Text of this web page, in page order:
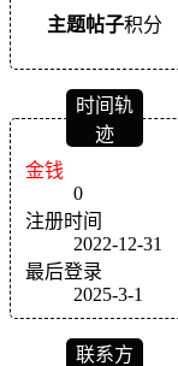
主题帖子积分
时间轨
迹
金钱
0
注册时间
2022-12-31
最后登录
2025-3-1
联系方